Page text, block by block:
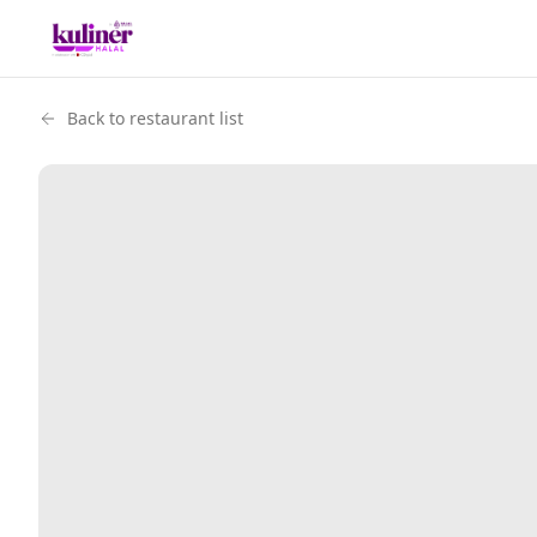
Back to restaurant list